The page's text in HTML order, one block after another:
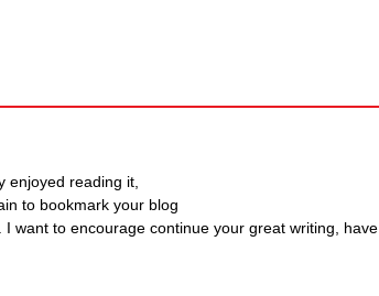
enjoyed reading it,
to bookmark your blog
want to encourage continue your great writing, have